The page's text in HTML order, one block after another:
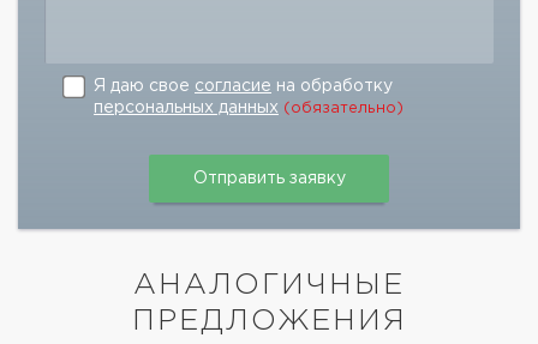
Я даю свое согласие на обработку
персональных данных (обязательно)
АНАЛОГИЧНЫЕ
ПРЕДЛОЖЕНИЯ